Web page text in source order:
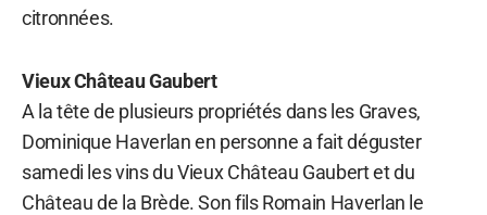
citronnées.
Vieux Château Gaubert
A la tête de plusieurs propriétés dans les Graves,
Dominique Haverlan en personne a fait déguster
samedi les vins du Vieux Château Gaubert et du
Château de la Brède. Son fils Romain Haverlan le